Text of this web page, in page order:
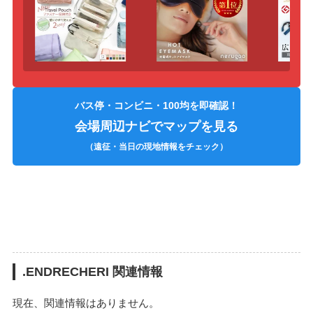
バス停・コンビニ・100均を即確認！
会場周辺ナビでマップを見る
（遠征・当日の現地情報をチェック）
.ENDRECHERI 関連情報
現在、関連情報はありません。